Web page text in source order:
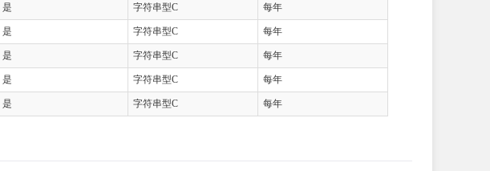
是 字符串型C 每年
是 字符串型C 每年
是 字符串型C 每年
是 字符串型C 每年
是 字符串型C 每年